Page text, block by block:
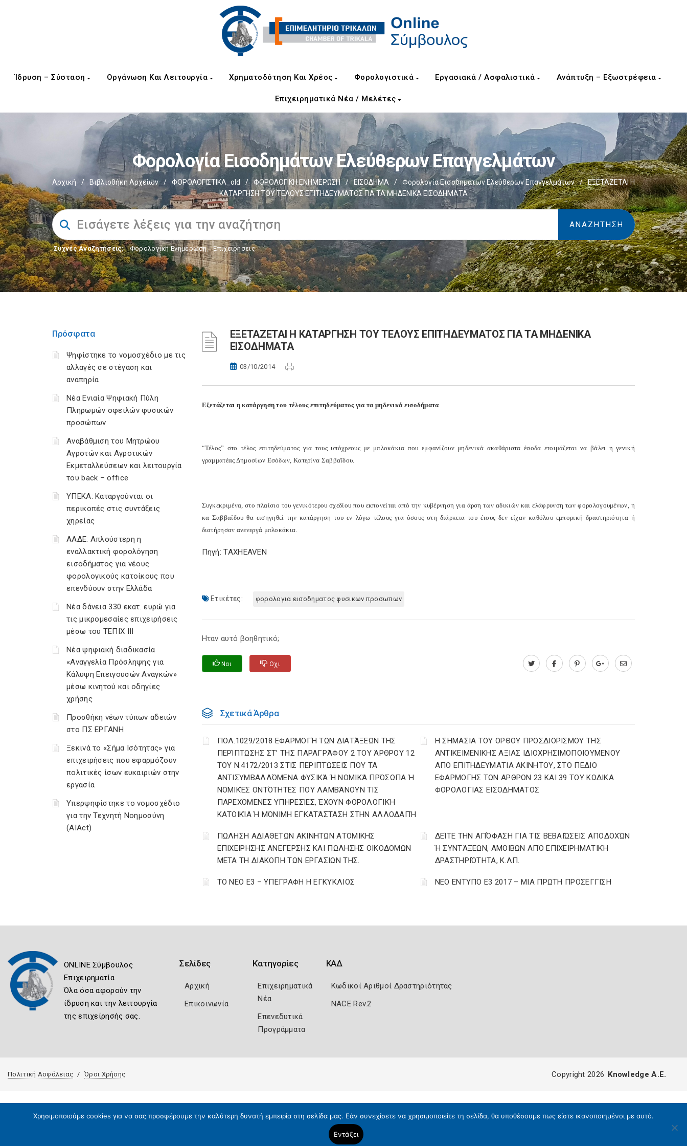
Ίδρυση – Σύσταση Οργάνωση Και Λειτουργία Χρηματοδότηση Και Χρέος Φορολογιστικά Εργασιακά / Ασφαλιστικά Ανάπτυξη – Εξωστρέφεια
Επιχειρηματικά Νέα / Μελέτες
Φορολογία Εισοδημάτων Ελεύθερων Επαγγελμάτων
Αρχική / Βιβλιοθήκη Αρχείων / ΦΟΡΟΛΟΓΙΣΤΙΚΑ_old / ΦΟΡΟΛΟΓΙΚΗ ΕΝΗΜΕΡΩΣΗ / ΕΙΣΟΔΗΜΑ / Φορολογία Εισοδημάτων Ελεύθερων Επαγγελμάτων /
ΕΞΕΤΑΖΕΤΑΙ Η
ΚΑΤΑΡΓΗΣΗ ΤΟΥ ΤΕΛΟΥΣ ΕΠΙΤΗΔΕΥΜΑΤΟΣ ΓΙΑ ΤΑ ΜΗΔΕΝΙΚΑ ΕΙΣΟΔΗΜΑΤΑ
Συχνές Αναζητήσεις: Φορολογικη Ενημέρωση, Επιχειρήσεις
Πρόσφατα
Ψηφίστηκε το νομοσχέδιο με τις
αλλαγές σε στέγαση και
αναπηρία
Νέα Ενιαία Ψηφιακή Πύλη
Πληρωμών οφειλών φυσικών
προσώπων
Αναβάθμιση του Μητρώου
Αγροτών και Αγροτικών
Εκμεταλλεύσεων και λειτουργία
του back – office
ΥΠΕΚΑ: Καταργούνται οι
περικοπές στις συντάξεις
χηρείας
ΑΑΔΕ: Απλούστερη η
εναλλακτική φορολόγηση
εισοδήματος για νέους
φορολογικούς κατοίκους που
επενδύουν στην Ελλάδα
Νέα δάνεια 330 εκατ. ευρώ για
τις μικρομεσαίες επιχειρήσεις
μέσω του ΤΕΠΙΧ ΙΙΙ
Νέα ψηφιακή διαδικασία
«Αναγγελία Πρόσληψης για
Κάλυψη Επειγουσών Αναγκών»
μέσω κινητού και οδηγίες
χρήσης
Προσθήκη νέων τύπων αδειών
στο ΠΣ ΕΡΓΑΝΗ
Ξεκινά το «Σήμα Ισότητας» για
επιχειρήσεις που εφαρμόζουν
πολιτικές ίσων ευκαιριών στην
εργασία
Υπερψηφίστηκε το νομοσχέδιο
για την Τεχνητή Νοημοσύνη
(AIAct)
ΕΞΕΤΑΖΕΤΑΙ Η ΚΑΤΑΡΓΗΣΗ ΤΟΥ ΤΕΛΟΥΣ ΕΠΙΤΗΔΕΥΜΑΤΟΣ ΓΙΑ ΤΑ ΜΗΔΕΝΙΚΑ
ΕΙΣΟΔΗΜΑΤΑ
03/10/2014
Εξετάζεται η κατάργηση του τέλους επιτηδεύματος για τα μηδενικά εισοδήματα
“Τέλος” στο τέλος επιτηδεύματος για τους υπόχρεους με μπλοκάκια που εμφανίζουν μηδενικά ακαθάριστα έσοδα ετοιμάζεται να βάλει η γενική
γραμματέας Δημοσίων Εσόδων, Κατερίνα Σαββαΐδου.
Συγκεκριμένα, στο πλαίσιο του γενικότερου σχεδίου που εκπονείται από την κυβέρνηση για άρση των αδικιών και ελάφρυνση των φορολογουμένων, η
κα Σαββαΐδου θα εισηγηθεί την κατάργηση του εν λόγω τέλους για όσους στη διάρκεια του έτους δεν είχαν καθόλου εμπορική δραστηριότητα ή
διατήρησαν ανενεργά μπλοκάκια.
Πηγή: TAXHEAVEN
Ετικέτες: φορολογια εισοδηματος φυσικων προσωπων
Ηταν αυτό βοηθητικό;
Ναι Οχι
Σχετικά Άρθρα
ΠΟΛ.1029/2018 ΕΦΑΡΜΟΓΉ ΤΩΝ ΔΙΑΤΆΞΕΩΝ ΤΗΣ
ΠΕΡΊΠΤΩΣΗΣ ΣΤ’ ΤΗΣ ΠΑΡΑΓΡΆΦΟΥ 2 ΤΟΥ ΆΡΘΡΟΥ 12
ΤΟΥ Ν.4172/2013 ΣΤΙΣ ΠΕΡΙΠΤΏΣΕΙΣ ΠΟΥ ΤΑ
ΑΝΤΙΣΥΜΒΑΛΛΌΜΕΝΑ ΦΥΣΙΚΆ Ή ΝΟΜΙΚΆ ΠΡΌΣΩΠΑ Ή
ΝΟΜΙΚΈΣ ΟΝΤΌΤΗΤΕΣ ΠΟΥ ΛΑΜΒΆΝΟΥΝ ΤΙΣ
ΠΑΡΕΧΌΜΕΝΕΣ ΥΠΗΡΕΣΊΕΣ, ΈΧΟΥΝ ΦΟΡΟΛΟΓΙΚΉ
ΚΑΤΟΙΚΊΑ Ή ΜΌΝΙΜΗ ΕΓΚΑΤΆΣΤΑΣΗ ΣΤΗΝ ΑΛΛΟΔΑΠΉ
Η ΣΗΜΑΣΙΑ ΤΟΥ ΟΡΘΟΥ ΠΡΟΣΔΙΟΡΙΣΜΟΥ ΤΗΣ
ΑΝΤΙΚΕΙΜΕΝΙΚΗΣ ΑΞΙΑΣ ΙΔΙΟΧΡΗΣΙΜΟΠΟΙΟΥΜΕΝΟΥ
ΑΠΟ ΕΠΙΤΗΔΕΥΜΑΤΙΑ ΑΚΙΝΗΤΟΥ, ΣΤΟ ΠΕΔΙΟ
ΕΦΑΡΜΟΓΗΣ ΤΩΝ ΑΡΘΡΩΝ 23 ΚΑΙ 39 ΤΟΥ ΚΩΔΙΚΑ
ΦΟΡΟΛΟΓΙΑΣ ΕΙΣΟΔΗΜΑΤΟΣ
ΠΩΛΗΣΗ ΑΔΙΑΘΕΤΩΝ ΑΚΙΝΗΤΩΝ ΑΤΟΜΙΚΗΣ
ΕΠΙΧΕΙΡΗΣΗΣ ΑΝΕΓΕΡΣΗΣ ΚΑΙ ΠΩΛΗΣΗΣ ΟΙΚΟΔΟΜΩΝ
ΜΕΤΑ ΤΗ ΔΙΑΚΟΠΗ ΤΩΝ ΕΡΓΑΣΙΩΝ ΤΗΣ.
ΔΕΊΤΕ ΤΗΝ ΑΠΌΦΑΣΗ ΓΙΑ ΤΙΣ ΒΕΒΑΙΏΣΕΙΣ ΑΠΟΔΟΧΏΝ
Ή ΣΥΝΤΆΞΕΩΝ, ΑΜΟΙΒΏΝ ΑΠΌ ΕΠΙΧΕΙΡΗΜΑΤΙΚΉ
ΔΡΑΣΤΗΡΙΌΤΗΤΑ, Κ.ΛΠ.
ΤΟ ΝΕΟ Ε3 – ΥΠΕΓΡΑΦΗ Η ΕΓΚΥΚΛΙΟΣ ΝΕΟ ΕΝΤΥΠΟ Ε3 2017 – ΜΙΑ ΠΡΩΤΗ ΠΡΟΣΕΓΓΙΣΗ
ONLINE Σύμβουλος
Επιχειρηματία
Όλα όσα αφορούν την
ίδρυση και την λειτουργία
της επιχείρησής σας.
Σελίδες
Αρχική
Επικοινωνία
Κατηγορίες
Επιχειρηματικά
Νέα
Επενεδυτικά
Προγράμματα
ΚΑΔ
Κωδικοί Αριθμοί Δραστηριότητας
NACE Rev.2
Πολιτική Ασφάλειας Όροι Χρήσης
Χρησιμοποιούμε cookies για να σας προσφέρουμε την καλύτερη δυνατή εμπειρία στη σελίδα μας. Εάν συνεχίσετε να χρησιμοποιείτε τη σελίδα, θα υποθέσουμε πως είστε ικανοποιημένοι με αυτό.
Εντάξει
Copyright 2026 Knowledge A.E.